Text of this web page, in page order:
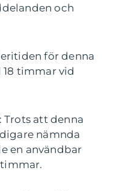
och
för denna
timmar vid
Trots att denna
nämnda
en användbar